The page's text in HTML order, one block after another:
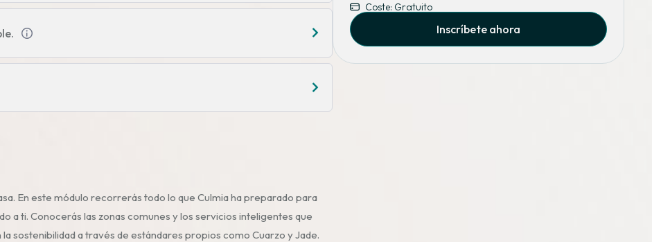
En este módulo recorrerás todo lo que Culmia ha preparado para
a ti. Conocerás las zonas comunes y los servicios inteligentes que
sostenibilidad a través de estándares propios como Cuarzo y Jade.
Coste: Gratuito
Inscríbete ahora